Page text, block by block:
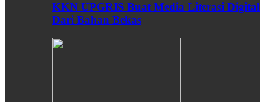
KKN UPGRIS Buat Media Literasi Digital
Dari Bahan Bekas